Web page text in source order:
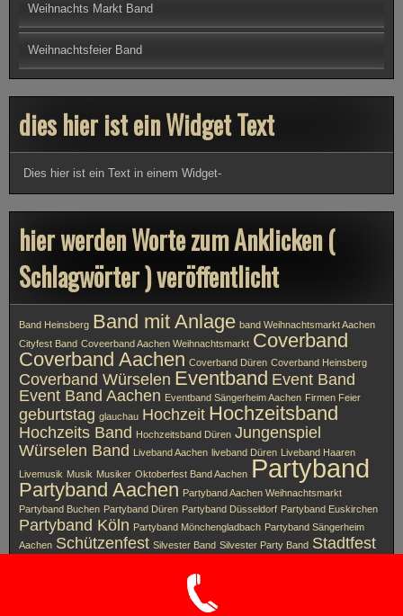
Weihnachts Markt Band
Weihnachtsfeier Band
dies hier ist ein Widget Text
Dies hier ist ein Text in einem Widget-
hier werden Worte zum Anklicken (
Schlagwörter ) veröffentlicht
Band Heinsberg Band mit Anlage band Weihnachtsmarkt Aachen
Cityfest Band Coveerband Aachen Weihnachtsmarkt Coverband
Coverband Aachen Coverband Düren Coverband Heinsberg
Coverband Würselen Eventband Event Band
Event Band Aachen Eventband Sängerheim Aachen Firmen Feier
geburtstag glauchau Hochzeit Hochzeitsband
Hochzeits Band Hochzeitsband Düren Jungenspiel
Würselen Band
Liveband Aachen liveband Düren
Liveband Haaren
Livemusik Musik Musiker Oktoberfest Band Aachen Partyband
Partyband Aachen Partyband Aachen Weihnachtsmarkt
Partyband Buchen Partyband Düren Partyband Düsseldorf Partyband Euskirchen
Partyband Köln Partyband Mönchengladbach Partyband Sängerheim
Aachen Schützenfest Silvester Band Silvester Party Band Stadtfest